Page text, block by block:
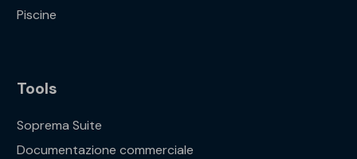
Piscine
Tools
Soprema Suite
Documentazione commerciale